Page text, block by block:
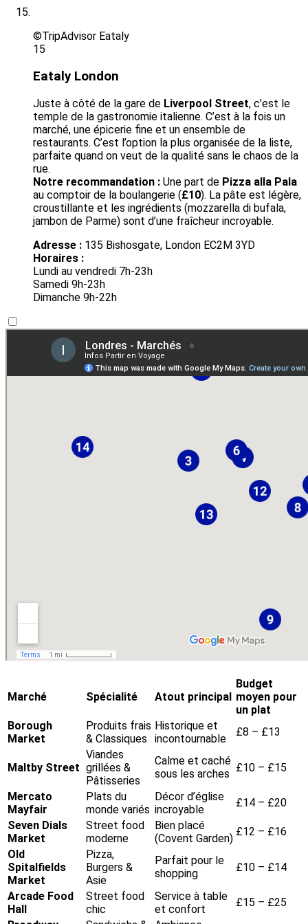
©TripAdvisor Eataly
15
Eataly London
Juste à côté de la gare de Liverpool Street, c’est le
temple de la gastronomie italienne. C’est à la fois un
marché, une épicerie fine et un ensemble de
restaurants. C’est l’option la plus organisée de la liste,
parfaite quand on veut de la qualité sans le chaos de la
rue.
Notre recommandation : Une part de Pizza alla Pala
au comptoir de la boulangerie (£10). La pâte est légère,
croustillante et les ingrédients (mozzarella di bufala,
jambon de Parme) sont d’une fraîcheur incroyable.
Adresse : 135 Bishosgate, London EC2M 3YD
Horaires :
Lundi au vendredi 7h-23h
Samedi 9h-23h
Dimanche 9h-22h
Marché Spécialité Atout principal
Budget
moyen pour
un plat
Borough
Market
Produits frais
& Classiques
Historique et
incontournable
£8 – £13
Maltby Street
Viandes
grillées &
Pâtisseries
Calme et caché
sous les arches £10 – £15
Mercato
Mayfair
Plats du
monde variés
Décor d’église
incroyable
£14 – £20
Seven Dials
Market
Street food
moderne
Bien placé
(Covent Garden)
£12 – £16
Old
Spitalfields
Market
Pizza,
Burgers &
Asie
Parfait pour le
shopping
£10 – £14
Arcade Food
Hall
Street food
chic
Service à table
et confort
£15 – £25